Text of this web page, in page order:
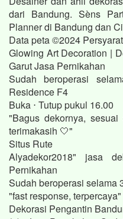
dari Bandung. Sèns
Planner di Bandung dan
Data peta ©2024
Glowing Art Decoration |
Garut Jasa Pernikahan
Sudah beroperasi
Residence F4
Buka ⋅ Tutup pukul 16.00
"Bagus dekornya,
terimakasih 🤍"
Situs Rute
Alyadekor2018" jasa
Pernikahan
Sudah beroperasi selama
"fast response,
Dekorasi Pengantin